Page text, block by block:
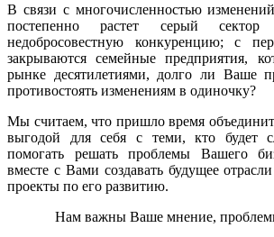
В связи с многочисленностью
постепенно растет серый сектор
недобросовестную конкуренцию; с
закрываются семейные предприятия,
рынке десятилетиями, долго ли Ваше
противостоять изменениям в одиночку?
Мы считаем, что пришло время
выгодой для себя с теми, кто будет
помогать решать проблемы Вашего
вместе с Вами создавать будущее
проекты по его развитию.
Нам важны Ваше мнение,